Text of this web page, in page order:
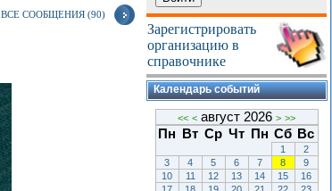
ВСЕ СООБЩЕНИЯ (90)
Зарегистрировать
организацию в
справочнике
Календарь событий
<< < август 2026 > >>
Пн Вт Ср Чт Пн Сб Вс
1
2
3
4 5 6 7 8
9
10
11 12 13 14 15
16